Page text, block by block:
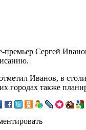
премьер Сергей
Иванов, в
городах также